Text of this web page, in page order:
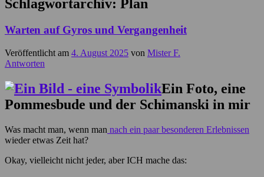
Schlagwortarchiv: Plan
Warten auf Gyros und Vergangenheit
Veröffentlicht am 4. August 2025 von Mister F.
Antworten
Ein Foto, eine
Pommesbude und der Schimanski in mir
Was macht man, wenn man nach ein paar besonderen Erlebnissen
wieder etwas Zeit hat?
Okay, vielleicht nicht jeder, aber ICH mache das: